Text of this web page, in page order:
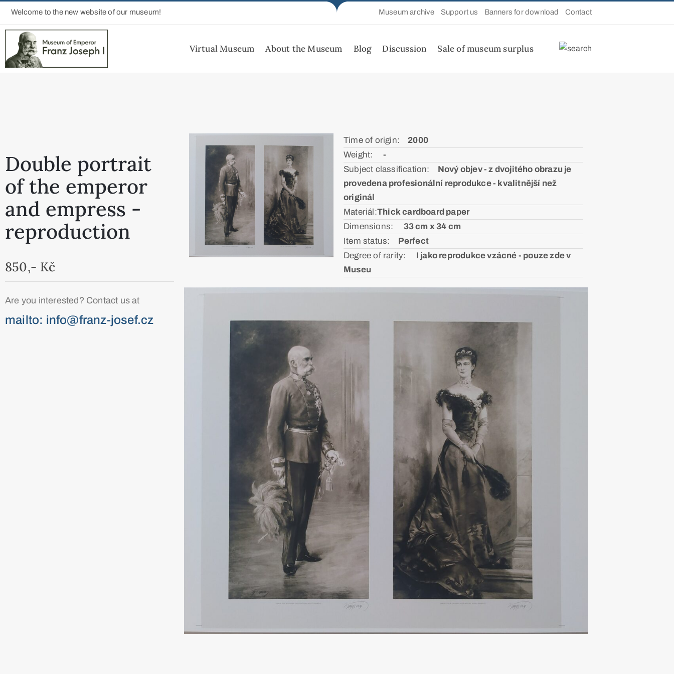
Welcome to the new website of our museum! Museum archive Support us Banners for download Contact
Virtual Museum About the Museum Blog Discussion Sale of museum surplus
Double portrait
of the emperor
and empress -
reproduction
850,- Kč
Are you interested? Contact us at
mailto: info@franz-josef.cz
Time of origin:ᅠ 2000
Weight: ᅠ -
Subject classification:ᅠ Nový objev - z dvojitého obrazu je
provedena profesionální reprodukce - kvalitnější než
originál
Materiál:ㅤThick cardboard paper
Dimensions: ᅠ 33 cm x 34 cm
Item status:ᅠ Perfect
Degree of rarity: ᅠ I jako reprodukce vzácné - pouze zde v
Museu